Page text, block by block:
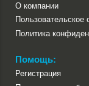
О компании
Пользовательское
Политика
Помощь:
Регистрация